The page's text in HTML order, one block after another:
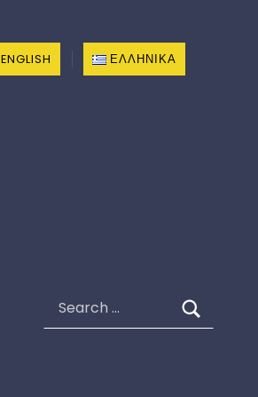
ENGLISH ΕΛΛΗΝΙΚΆ